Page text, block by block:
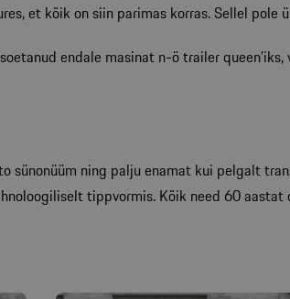
et kõik on siin parimas korras. Sellel pole
endale masinat n-ö trailer
sünonüüm ning palju enamat kui pelgalt
tippvormis. Kõik need 60 aastat